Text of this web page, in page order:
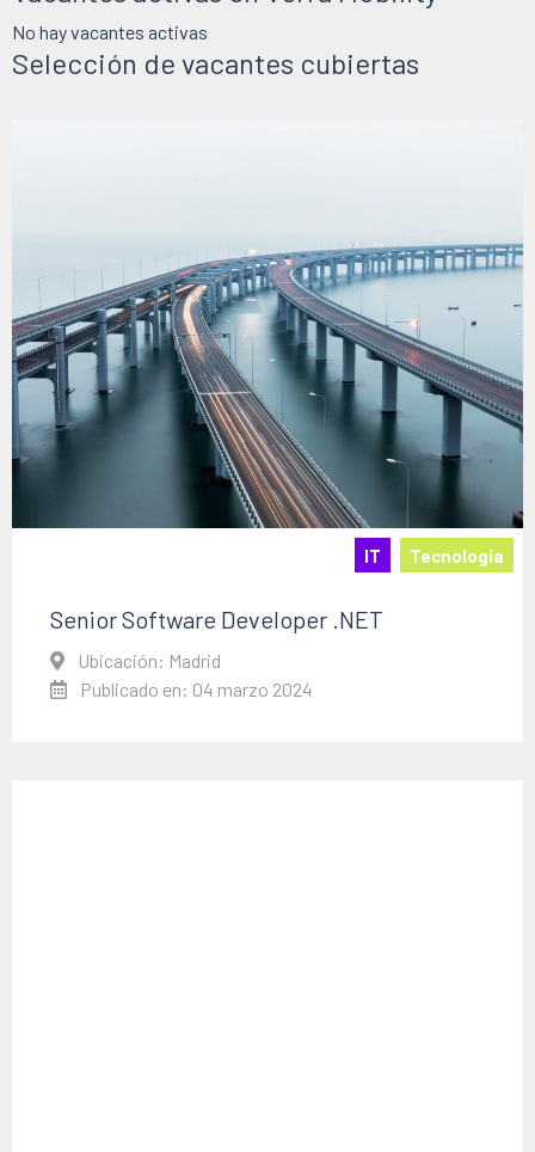
Selección de vacantes cubiertas
IT Tecnología
Senior Software Developer .NET
Ubicación: Madrid
Publicado en: 04 marzo 2024
No hay vacantes activas